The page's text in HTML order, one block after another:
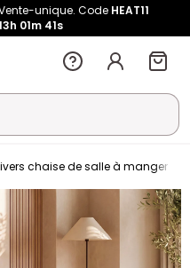
unique. Code HEAT11
01m 40s
chaise de salle à manger